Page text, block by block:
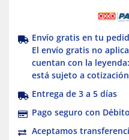
Envío gratis en tu
El envío gratis no
cuentan con la
está sujeto a
Entrega de 3 a 5 días
Pago seguro con
Aceptamos